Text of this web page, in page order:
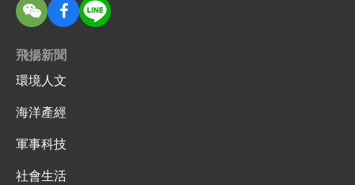
飛揚新聞
環境人文
海洋產經
軍事科技
社會生活